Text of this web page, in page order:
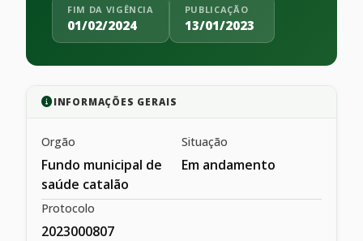
FIM DA VIGÊNCIA
01/02/2024
PUBLICAÇÃO
13/01/2023
INFORMAÇÕES GERAIS
Orgão
Fundo municipal de
saúde catalão
Situação
Em andamento
Protocolo
2023000807